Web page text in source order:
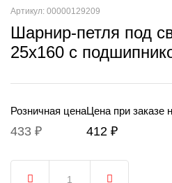
Артикул: 00000129209
Шарнир-петля под
25х160 с
Розничная цена
433 ₽
Цена при заказе
412 ₽